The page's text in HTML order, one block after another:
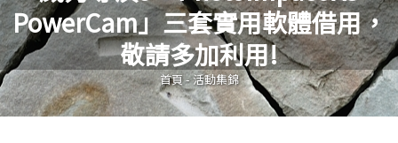
Open
新進教師
Open
傑出教授
Open
教師專業社群
PowerCam」三套實用軟體借用，
敬請多加利用!
您在這裡
首頁-活動集錦